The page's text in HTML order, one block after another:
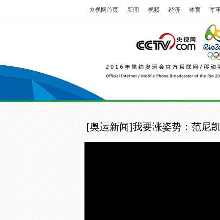
央视网首页 新闻 视频 经济 体育 军
[奥运新闻]我要涨姿势：范尼